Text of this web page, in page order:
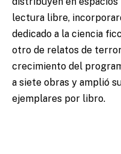
lectura libre,
dedicado a la ciencia
otro de relatos de
crecimiento del
a siete obras y amplió
ejemplares por libro.